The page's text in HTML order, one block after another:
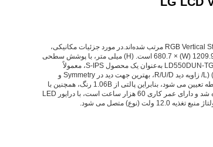
(FHD) با نسبت تصویر 16:9 (W:H) که پیکسل‌های آن در RGB Vertical Stripe مرتب شده‌اند.در مورد جزئیات مکانیکی،
دارای ناحیه فعال 1209.6 (W) × 680.4 (H) میلی متر، اندازه طرح 1213.4 (W) × 684.2 (H) × 51.3 (D) میلی متر، اندازه منطقه مشاهده 1209.9 (W) × 680.7 است. (H) میلی متر، با پوشش سطحی
از Antiglare (Haze 44%)، پوشش سخت (3H)، وزن خالص 18.1/19.0 کیلوگرم (نوع/حداکثر)، درز اتصال فعال به_فعال 3.8 میلی متر.LD550DUN-TGA2 به‌عنوان یک محصول S-IPS، معمولاً
مشکی، انتقال دهنده LCM، می‌تواند 700 cd/m² روشنایی صفحه نمایش نسبت کنتراست انتقالی 1200:1، 89/89/89/89 (حداقل) (CR≥10) (L/ زاویه دید R/U/D، بهترین جهت دید در Symmetry و
زمان پاسخ 12 (نوع) (G تا G) ms.مقیاس خاکستری یا روشنایی زیرپیکسل با یک سیگنال مقیاس خاکستری 8 بیتی + Dithering برای هر نقطه تعیین می شود، بنابراین پالتی از 1.06B رنگ، همچنین با
عملکرد وسعت رنگ 99٪ (sRGB) ارائه می شود.این محصول WLED را به‌عنوان سیستم نور پس‌زمینه که به‌عنوان نوع نور مستقیم قرار داده شد و دارای عمر کاری 60 هزار ساعت است، با درایور LED